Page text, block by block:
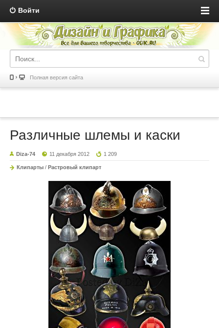
Войти
Полная версия сайта
Различные шлемы и каски
Diza-74 11 декабря 2012 1 209
Клипарты / Растровый клипарт